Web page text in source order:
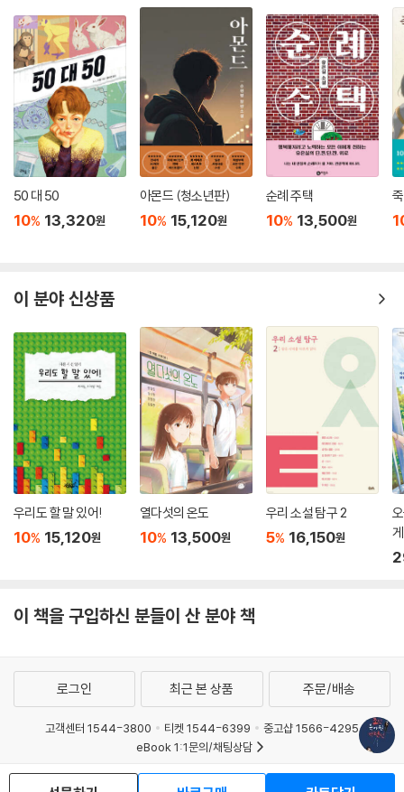
역사와 고전, 인문과 사회를 넘나드는 서해문집이 청소년을 위한 새 시리
즈인 ‘서해문집 청소년문학’을 선보인다. 설흔 작가의 《조선 특파원 잭 런
던》을 첫 책으로 시리즈 출범을 알리는 ‘서해문집 청소년문학’ 은 청소년들
에게 문학적 감수성과 상상력이 가미된 역사의 재미를 선사할 예정이다.
50 대 50
10% 13,320원
아몬드 (청소년판)
10% 15,120원
순례 주택
10% 13,500원
이 분야 신상품
우리도 할 말 있어!
10% 15,120원
열다섯의 온도
10% 13,500원
우리 소설 탐구 2
5% 16,150원
이 책을 구입하신 분들이 산 분야 책
로그인 최근 본 상품 주문/배송
고객센터 1544-3800 티켓 1544-6399
중고샵 1566-4295
eBook 1:1문의/채팅상담
예스이십사(주) 사업자 정보